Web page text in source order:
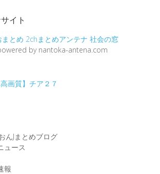
イト
まとめ 2chまとめアンテナ 社会の窓
by nantoka-antena.com
んJまとめブログ
ュース
報